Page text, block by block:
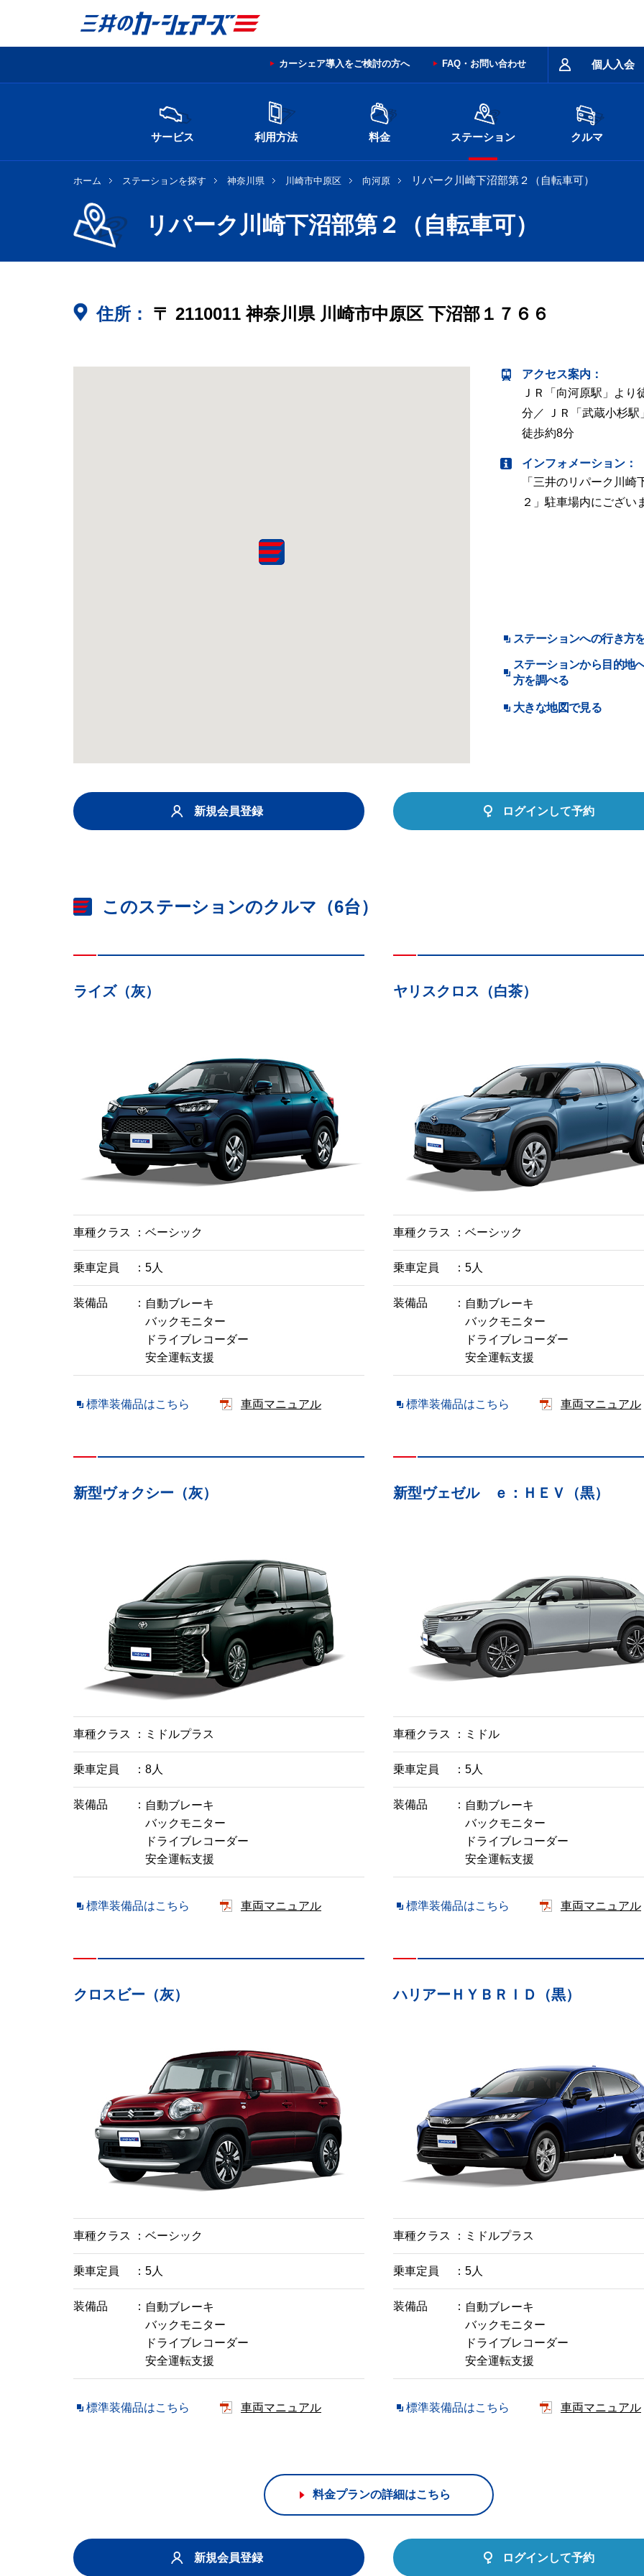
個人入会
カーシェア導入をご検討の方へ FAQ・お問い合わせ
サービス 利用方法 料金 ステーション クルマ
ホーム ステーションを探す 神奈川県 川崎市中原区 向河原 リパーク川崎下沼部第２（自転車可）
リパーク川崎下沼部第２（自転車可）
住所： 〒 2110011 神奈川県 川崎市中原区 下沼部１７６６
アクセス案内 ：
ＪＲ「向河原駅」より
分／ ＪＲ「武蔵小杉駅
徒歩約8分
インフォメーション：
「三井のリパーク川崎
２」駐車場内にござい
ステーションへの行き方
ステーションから目的地
方を調べる
大きな地図で見る
新規会員登録 ログインして予約
このステーションのクルマ（6台）
ライズ（灰）
車種クラス ベーシック
乗車定員 5人
装備品
自動ブレーキ
バックモニター
ドライブレコーダー
安全運転支援
標準装備品はこちら 車両マニュアル
ヤリスクロス（白茶）
車種クラス ベーシック
乗車定員 5人
装備品
自動ブレーキ
バックモニター
ドライブレコーダー
安全運転支援
標準装備品はこちら 車両マニュアル
新型ヴォクシー（灰）
車種クラス ミドルプラス
乗車定員 8人
装備品
自動ブレーキ
バックモニター
ドライブレコーダー
安全運転支援
標準装備品はこちら 車両マニュアル
新型ヴェゼル ｅ：ＨＥＶ（黒）
車種クラス ミドル
乗車定員 5人
装備品
自動ブレーキ
バックモニター
ドライブレコーダー
安全運転支援
標準装備品はこちら 車両マニュアル
クロスビー（灰）
車種クラス ベーシック
乗車定員 5人
装備品
自動ブレーキ
バックモニター
ドライブレコーダー
安全運転支援
標準装備品はこちら 車両マニュアル
ハリアーＨＹＢＲＩＤ（黒）
車種クラス ミドルプラス
乗車定員 5人
装備品
自動ブレーキ
バックモニター
ドライブレコーダー
安全運転支援
標準装備品はこちら 車両マニュアル
料金プランの詳細はこちら
新規会員登録 ログインして予約